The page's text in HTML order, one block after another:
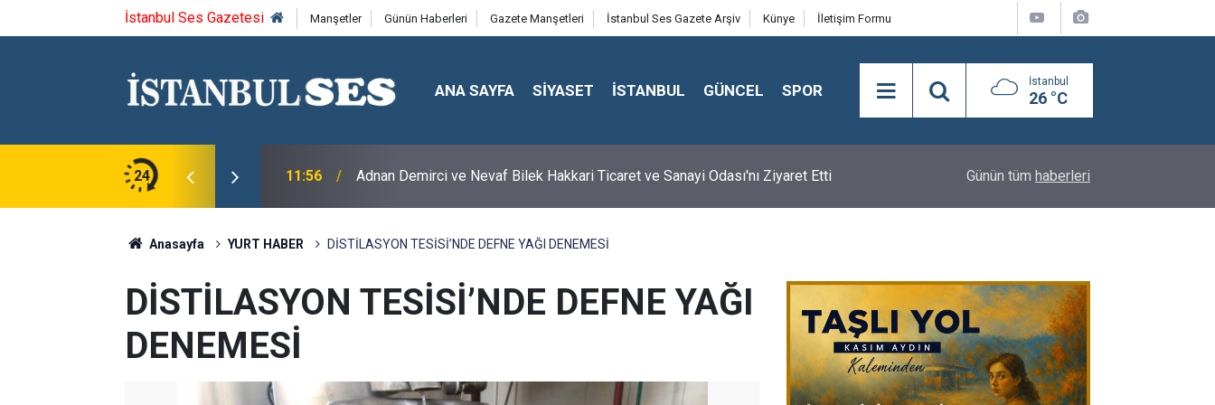
İstanbul Ses Gazetesi Manşetler Günün Haberleri Gazete Manşetleri İstanbul Ses Gazete Arşiv Künye İletişim Formu
ANA SAYFA SİYASET İSTANBUL GÜNCEL SPOR İstanbul
26 °C
24
Kıtlık Coğrafyasına Dönüştürdü 11:56 Adnan Demirci ve Nevaf Bilek Hakkari Ticaret ve Sanayi Odası'nı Ziyaret Etti Adnan Demirci ve Nevaf Bilek Hakkari Ticaret
Günün tüm haberleri
Anasayfa YURT HABER DİSTİLASYON TESİSİ’NDE DEFNE YAĞI DENEMESİ
DİSTİLASYON TESİSİ’NDE DEFNE YAĞI
DENEMESİ